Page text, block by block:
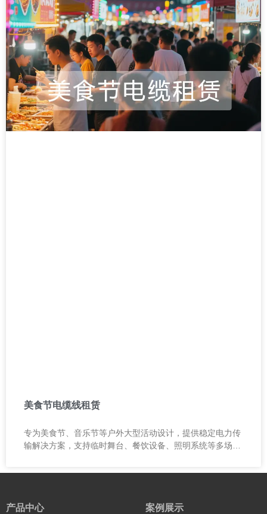
美食节电缆线租赁
专为美食节、音乐节等户外大型活动设计，提供稳定电力传
输解决方案，支持临时舞台、餐饮设备、照明系统等多场景
产品中心 案例展示